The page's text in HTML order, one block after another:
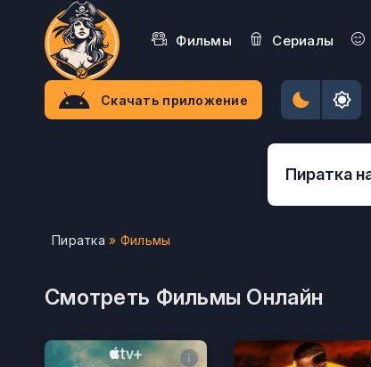
Фильмы Сериалы
Скачать приложение
Пиратка » Фильмы
Смотреть Фильмы Онлайн